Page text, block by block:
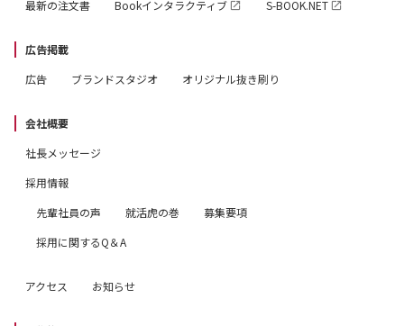
最新の注文書
Bookインタラクティブ S-BOOK.NET
広告掲載
広告
ブランドスタジオ オリジナル抜き刷り
会社概要
社長メッセージ
採用情報
先輩社員の声
就活虎の巻
募集要項
採用に関するQ＆A
アクセス お知らせ